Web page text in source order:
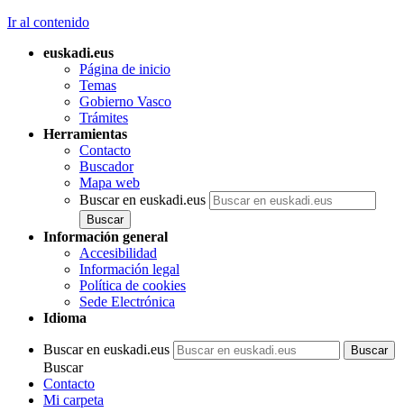
Ir al contenido
euskadi.eus
Página de inicio
Temas
Gobierno Vasco
Trámites
Herramientas
Contacto
Buscador
Mapa web
Buscar en euskadi.eus
Información general
Accesibilidad
Información legal
Política de cookies
Sede Electrónica
Idioma
Buscar en euskadi.eus
Buscar
Contacto
Mi carpeta